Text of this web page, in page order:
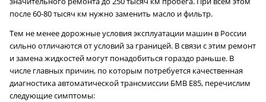
после 60-80 тысяч км нужно заменить масло и фильтр.
Тем не менее дорожные условия эксплуатации машин в России
сильно отличаются от условий за границей. В связи с этим ремонт
и замена жидкостей могут понадобиться гораздо раньше. В
числе главных причин, по которым потребуется качественная
диагностика автоматической трансмиссии БМВ E85, перечислим
следующие симптомы: